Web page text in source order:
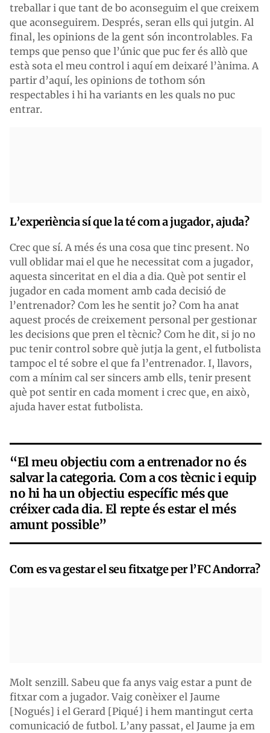
treballar i que tant de bo aconseguim el que creixem
que aconseguirem. Després, seran ells qui jutgin. Al
final, les opinions de la gent són incontrolables. Fa
temps que penso que l’únic que puc fer és allò que
està sota el meu control i aquí em deixaré l’ànima. A
partir d’aquí, les opinions de tothom són
respectables i hi ha variants en les quals no puc
entrar.
L’experiència sí que la té com a jugador, ajuda?
Crec que sí. A més és una cosa que tinc present. No
vull oblidar mai el que he necessitat com a jugador,
aquesta sinceritat en el dia a dia. Què pot sentir el
jugador en cada moment amb cada decisió de
l’entrenador? Com les he sentit jo? Com ha anat
aquest procés de creixement personal per gestionar
les decisions que pren el tècnic? Com he dit, si jo no
puc tenir control sobre què jutja la gent, el futbolista
tampoc el té sobre el que fa l’entrenador. I, llavors,
com a mínim cal ser sincers amb ells, tenir present
què pot sentir en cada moment i crec que, en això,
ajuda haver estat futbolista.
“El meu objectiu com a entrenador no és
salvar la categoria. Com a cos tècnic i equip
no hi ha un objectiu específic més que
créixer cada dia. El repte és estar el més
amunt possible”
Com es va gestar el seu fitxatge per l’FC Andorra?
Molt senzill. Sabeu que fa anys vaig estar a punt de
fitxar com a jugador. Vaig conèixer el Jaume
[Nogués] i el Gerard [Piqué] i hem mantingut certa
comunicació de futbol. L’any passat, el Jaume ja em